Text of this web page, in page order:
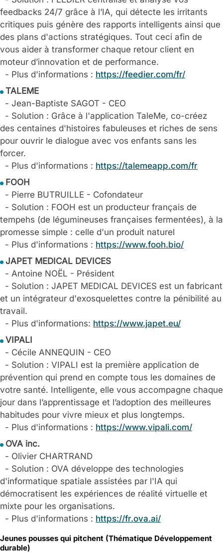
feedbacks 24/7 grâce à l’IA, qui détecte les irritants
critiques puis génère des rapports intelligents ainsi que
des plans d'actions stratégiques. Tout ceci afin de
vous aider à transformer chaque retour client en
moteur d’innovation et de performance.
- Plus d'informations : https://feedier.com/fr/
TALEME
- Jean-Baptiste SAGOT - CEO
- Solution : Grâce à l'application TaleMe, co-créez
des centaines d'histoires fabuleuses et riches de sens
pour ouvrir le dialogue avec vos enfants sans les
forcer.
- Plus d'informations : https://talemeapp.com/fr
FOOH
- Pierre BUTRUILLE - Cofondateur
- Solution : FOOH est un producteur français de
tempehs (de légumineuses françaises fermentées), à la
promesse simple : celle d'un produit naturel
- Plus d'informations : https://www.fooh.bio/
JAPET MEDICAL DEVICES
- Antoine NOËL - Président
- Solution : JAPET MEDICAL DEVICES est un fabricant
et un intégrateur d'exosquelettes contre la pénibilité au
travail.
- Plus d'informations: https://www.japet.eu/
VIPALI
- Cécile ANNEQUIN - CEO
- Solution : VIPALI est la première application de
prévention qui prend en compte tous les domaines de
votre santé. Intelligente, elle vous accompagne chaque
jour dans l’apprentissage et l’adoption des meilleures
habitudes pour vivre mieux et plus longtemps.
- Plus d'informations : https://www.vipali.com/
OVA inc.
- Olivier CHARTRAND
- Solution : OVA développe des technologies
d'informatique spatiale assistées par l'IA qui
démocratisent les expériences de réalité virtuelle et
mixte pour les organisations.
- Plus d'informations : https://fr.ova.ai/
Jeunes pousses qui pitchent (Thématique Développement
durable)